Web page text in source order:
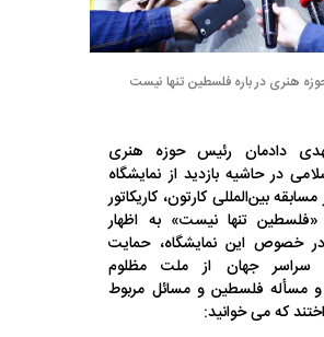
هنری در باره فلسطین تنها نیست
دادمان رئیس حوزه هنری
در حاشیه بازدید از نمایشگاه
مسابقه بین‌المللی کارتون، کاریکاتور
تنها نیست» به اظهار
خصوص این نمایشگاه، حمایت
سراسر جهان از ملت مظلوم
مسأله فلسطین و مسائل مربوط
که می خوانید: